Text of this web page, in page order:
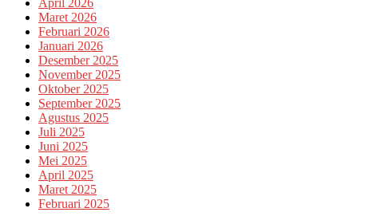
April 2026
Maret 2026
Februari 2026
Januari 2026
Desember 2025
November 2025
Oktober 2025
September 2025
Agustus 2025
Juli 2025
Juni 2025
Mei 2025
April 2025
Maret 2025
Februari 2025